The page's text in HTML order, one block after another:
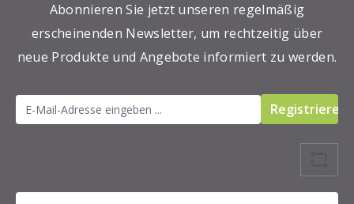
Abonnieren Sie jetzt unseren regelmäßig
erscheinenden Newsletter, um rechtzeitig über
neue Produkte und Angebote informiert zu werden.
Registrieren